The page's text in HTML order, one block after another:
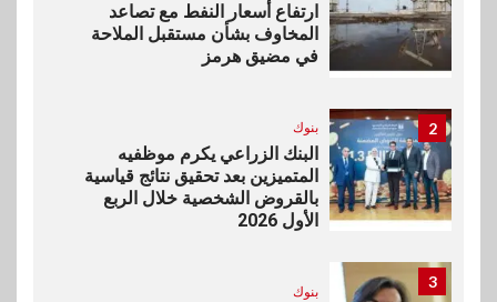
ارتفاع أسعار النفط مع تصاعد
المخاوف بشأن مستقبل الملاحة
في مضيق هرمز
2 بنوك
البنك الزراعي يكرم موظفيه
المتميزين بعد تحقيق نتائج قياسية
بالقروض الشخصية خلال الربع
الأول 2026
3
بنوك